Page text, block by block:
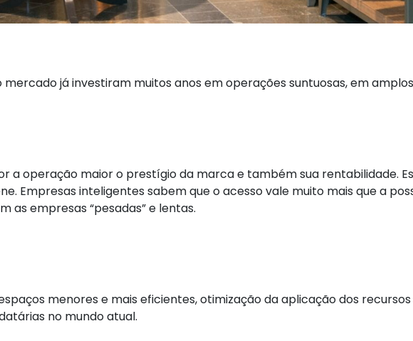
já investiram muitos anos em operações suntuosas, em
a operação maior o prestígio da marca e também sua rentabilidade.
Empresas inteligentes sabem que o acesso vale muito mais que a
as empresas “pesadas” e lentas.
menores e mais eficientes, otimização da aplicação dos
no mundo atual.